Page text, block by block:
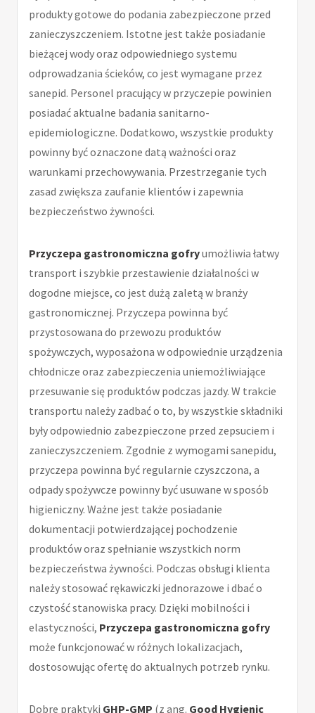
produkty gotowe do podania zabezpieczone przed
zanieczyszczeniem. Istotne jest także posiadanie
bieżącej wody oraz odpowiedniego systemu
odprowadzania ścieków, co jest wymagane przez
sanepid. Personel pracujący w przyczepie powinien
posiadać aktualne badania sanitarno-
epidemiologiczne. Dodatkowo, wszystkie produkty
powinny być oznaczone datą ważności oraz
warunkami przechowywania. Przestrzeganie tych
zasad zwiększa zaufanie klientów i zapewnia
bezpieczeństwo żywności.
Przyczepa gastronomiczna gofryumożliwia łatwy
transport i szybkie przestawienie działalności w
dogodne miejsce, co jest dużą zaletą w branży
gastronomicznej. Przyczepa powinna być
przystosowana do przewozu produktów
spożywczych, wyposażona w odpowiednie urządzenia
chłodnicze oraz zabezpieczenia uniemożliwiające
przesuwanie się produktów podczas jazdy. W trakcie
transportu należy zadbać o to, by wszystkie składniki
były odpowiednio zabezpieczone przed zepsuciem i
zanieczyszczeniem. Zgodnie z wymogami sanepidu,
przyczepa powinna być regularnie czyszczona, a
odpady spożywcze powinny być usuwane w sposób
higieniczny. Ważne jest także posiadanie
dokumentacji potwierdzającej pochodzenie
produktów oraz spełnianie wszystkich norm
bezpieczeństwa żywności. Podczas obsługi klienta
należy stosować rękawiczki jednorazowe i dbać o
czystość stanowiska pracy. Dzięki mobilności i
elastyczności, Przyczepa gastronomiczna gofry
może funkcjonować w różnych lokalizacjach,
dostosowując ofertę do aktualnych potrzeb rynku.
Dobre praktyki GHP-GMP (z ang. Good Hygienic